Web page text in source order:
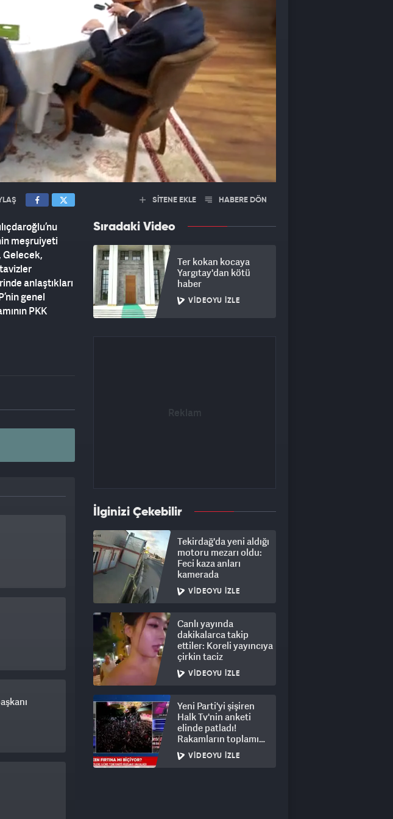
meşruiyeti
Gelecek,
tavizler
anlaştıkları
genel
PKK
aldığı
Mehmet
satırlarla
alıntı
şu
belirlendi,
komisyon?
SİTENE EKLE HABERE DÖN
Sıradaki Video
Ter kokan kocaya
Yargıtay'dan kötü
haber
VIDEOYU İZLE
İlginizi Çekebilir
Tekirdağ'da yeni aldığı
motoru mezarı oldu:
Feci kaza anları
kamerada
VIDEOYU İZLE
Canlı yayında
dakikalarca takip
ettiler: Koreli yayıncıya
çirkin taciz
VIDEOYU İZLE
Yeni Parti'yi şişiren
Halk Tv'nin anketi
elinde patladı!
Rakamların toplamı
dalga konusu oldu
VIDEOYU İZLE